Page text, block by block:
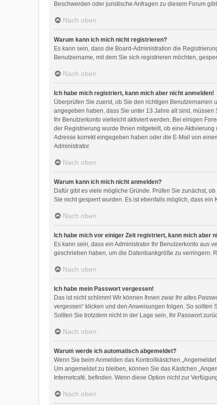
Beschwerden oder juristische Anfragen zu diesem Forum
Nach oben
Warum kann ich mich nicht registrieren?
Es kann sein, dass die Board-Administration die
Benutzername, mit dem Sie sich registrieren möchten,
Nach oben
Ich habe mich registriert, kann mich aber nicht anmelden!
Überprüfen Sie zuerst, ob Sie den richtigen
angegeben haben, dass Sie unter 13 Jahre alt sind,
Ihr Benutzerkonto vielleicht aktiviert werden. Bei einigen
der Registrierung wurde Ihnen mitgeteilt, ob eine
Adresse korrekt eingegeben haben oder die E-Mail von
Administrator.
Nach oben
Warum kann ich mich nicht anmelden?
Dafür gibt es viele mögliche Gründe. Prüfen Sie zunächst,
Sie nicht gesperrt wurden. Es ist ebenfalls möglich, dass
Nach oben
Ich habe mich vor einiger Zeit registriert, kann mich aber
Es kann sein, dass ein Administrator Ihr Benutzerkonto aus
geschrieben haben, um die Datenbankgröße zu verringern.
Nach oben
Ich habe mein Passwort vergessen!
Das ist nicht schlimm! Wir können Ihnen zwar Ihr altes
vergessen“ klicken und den Anweisungen folgen. So
Sollten Sie trotzdem nicht in der Lage sein, Ihr Passwort
Nach oben
Warum werde ich automatisch abgemeldet?
Wenn Sie beim Anmelden das Kontrollkästchen
Um angemeldet zu bleiben, können Sie das Kästchen
Internetcafé, befinden. Wenn diese Option nicht zur
Nach oben